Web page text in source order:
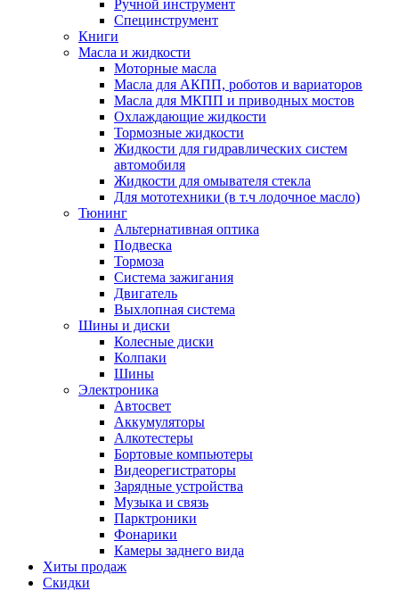
Ручной инструмент
Специнструмент
Книги
Масла и жидкости
Моторные масла
Масла для АКПП, роботов и вариаторов
Масла для МКПП и приводных мостов
Охлаждающие жидкости
Тормозные жидкости
Жидкости для гидравлических систем
автомобиля
Жидкости для омывателя стекла
Для мототехники (в т.ч лодочное масло)
Тюнинг
Альтернативная оптика
Подвеска
Тормоза
Система зажигания
Двигатель
Выхлопная система
Шины и диски
Колесные диски
Колпаки
Шины
Электроника
Автосвет
Аккумуляторы
Алкотестеры
Бортовые компьютеры
Видеорегистраторы
Зарядные устройства
Музыка и связь
Парктроники
Фонарики
Камеры заднего вида
Хиты продаж
Скидки